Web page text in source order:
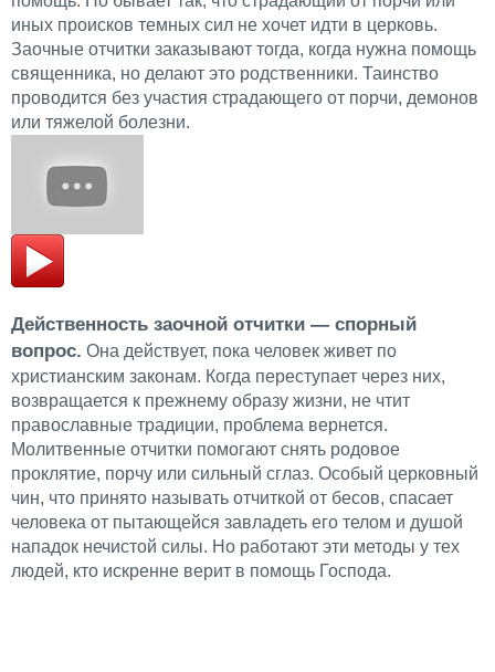
иных происков темных сил не хочет идти в церковь.
Заочные отчитки заказывают тогда, когда нужна помощь
священника, но делают это родственники. Таинство
проводится без участия страдающего от порчи, демонов
или тяжелой болезни.
Действенность заочной отчитки — спорный
вопрос. Она действует, пока человек живет по
христианским законам. Когда переступает через них,
возвращается к прежнему образу жизни, не чтит
православные традиции, проблема вернется.
Молитвенные отчитки помогают снять родовое
проклятие, порчу или сильный сглаз. Особый церковный
чин, что принято называть отчиткой от бесов, спасает
человека от пытающейся завладеть его телом и душой
нападок нечистой силы. Но работают эти методы у тех
людей, кто искренне верит в помощь Господа.